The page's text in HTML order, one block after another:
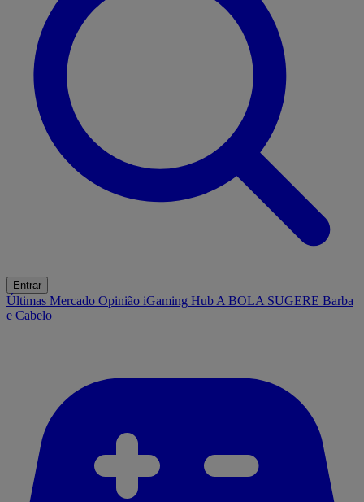
Entrar
Últimas Mercado Opinião iGaming Hub A BOLA SUGERE Barba
e Cabelo